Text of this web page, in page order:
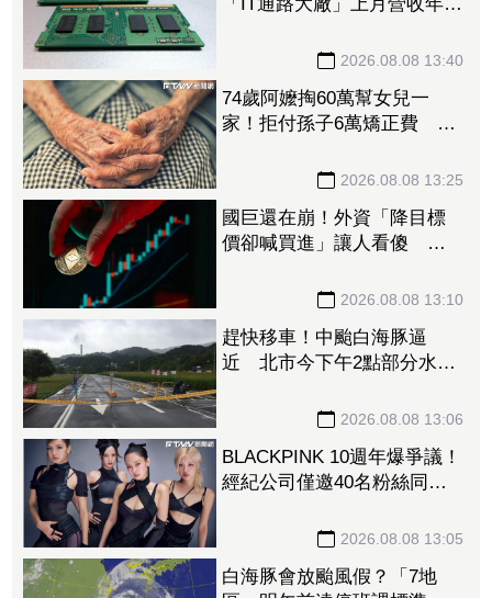
2026.08.08 13:40
74歲阿嬤掏60萬幫女兒一
家！拒付孫子6萬矯正費 2
2026.08.08 13:25
國巨還在崩！外資「降目標
價卻喊買進」讓人看傻 達
2026.08.08 13:10
趕快移車！中颱白海豚逼
近 北市今下午2點部分水門
2026.08.08 13:06
BLACKPINK 10週年爆爭議！
經紀公司僅邀40名粉絲同
2026.08.08 13:05
白海豚會放颱風假？「7地